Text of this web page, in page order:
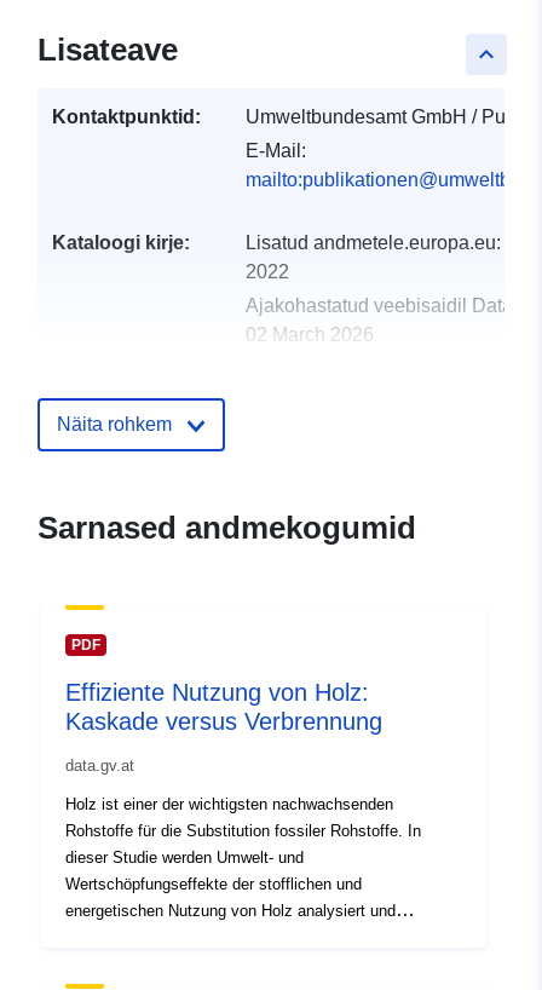
keyboard_arrow_up
Lisateave
Kontaktpunktid:
Umweltbundesamt GmbH /
E-Mail:
Kataloogi kirje: Lisatud andmetele.europa.eu:
2022
Ajakohastatud veebisaidil
02 March 2026
uriRef:
Näita rohkem
Sarnased andmekogumid
PDF
Effiziente Nutzung von Holz:
Kaskade versus Verbrennung
data.gv.at
Holz ist einer der wichtigsten nachwachsenden
Rohstoffe für die Substitution fossiler Rohstoffe. In
dieser Studie werden Umwelt- und
Wertschöpfungseffekte der stofflichen und
energetischen Nutzung von Holz analysiert und